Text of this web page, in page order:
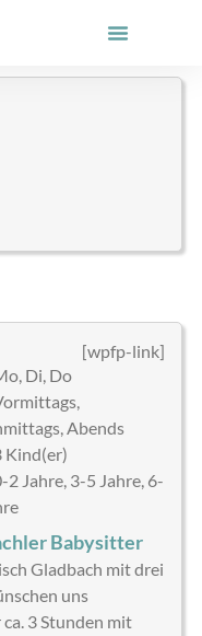
[wpfp-link]
Di, Do
Abends
Kind(er)
2 Jahre, 3-5 Jahre, 6-
Babysitter
Gladbach mit drei
uns
3 Stunden mit